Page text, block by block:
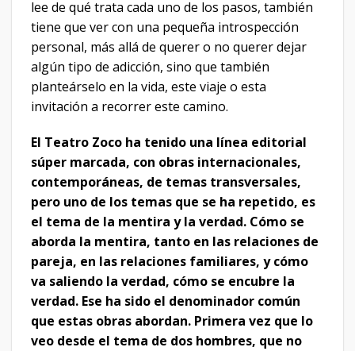
lee de qué trata cada uno de los pasos, también
tiene que ver con una pequeña introspección
personal, más allá de querer o no querer dejar
algún tipo de adicción, sino que también
planteárselo en la vida, este viaje o esta
invitación a recorrer este camino.
El Teatro Zoco ha tenido una línea editorial
súper marcada, con obras internacionales,
contemporáneas, de temas transversales,
pero uno de los temas que se ha repetido, es
el tema de la mentira y la verdad. Cómo se
aborda la mentira, tanto en las relaciones de
pareja, en las relaciones familiares, y cómo
va saliendo la verdad, cómo se encubre la
verdad. Ese ha sido el denominador común
que estas obras abordan. Primera vez que lo
veo desde el tema de dos hombres, que no